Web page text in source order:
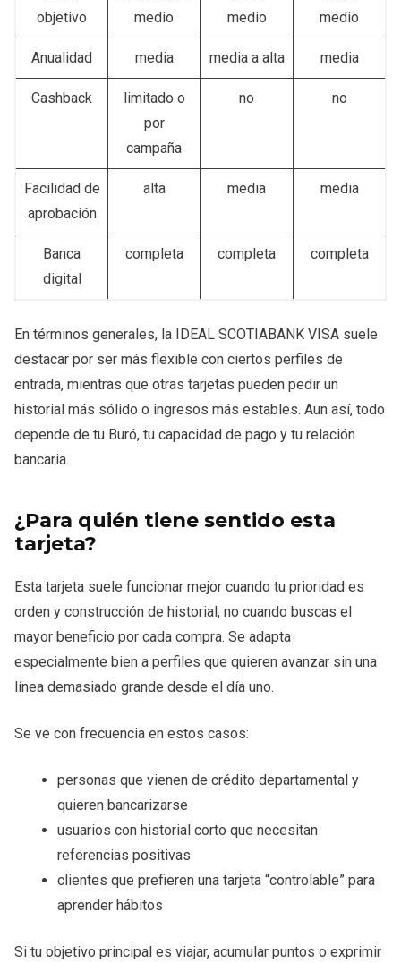
objetivo
medio
medio
medio
Anualidad media media a alta media
Cashback
limitado o
por
campaña
no no
Facilidad de
aprobación
alta media media
Banca
digital
completa completa completa
En términos generales, la IDEAL SCOTIABANK VISA suele
destacar por ser más flexible con ciertos perfiles de
entrada, mientras que otras tarjetas pueden pedir un
historial más sólido o ingresos más estables. Aun así, todo
depende de tu Buró, tu capacidad de pago y tu relación
bancaria.
¿Para quién tiene sentido esta
tarjeta?
Esta tarjeta suele funcionar mejor cuando tu prioridad es
orden y construcción de historial, no cuando buscas el
mayor beneficio por cada compra. Se adapta
especialmente bien a perfiles que quieren avanzar sin una
línea demasiado grande desde el día uno.
Se ve con frecuencia en estos casos:
personas que vienen de crédito departamental y
quieren bancarizarse
usuarios con historial corto que necesitan
referencias positivas
clientes que prefieren una tarjeta “controlable” para
aprender hábitos
Si tu objetivo principal es viajar, acumular puntos o exprimir